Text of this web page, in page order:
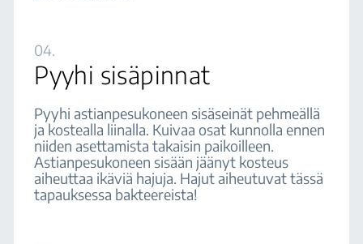
04.
Pyyhi sisäpinnat
Pyyhi astianpesukoneen sisäseinät pehmeällä
ja kostealla liinalla. Kuivaa osat kunnolla ennen
niiden asettamista takaisin paikoilleen.
Astianpesukoneen sisään jäänyt kosteus
aiheuttaa ikäviä hajuja. Hajut aiheutuvat tässä
tapauksessa bakteereista!